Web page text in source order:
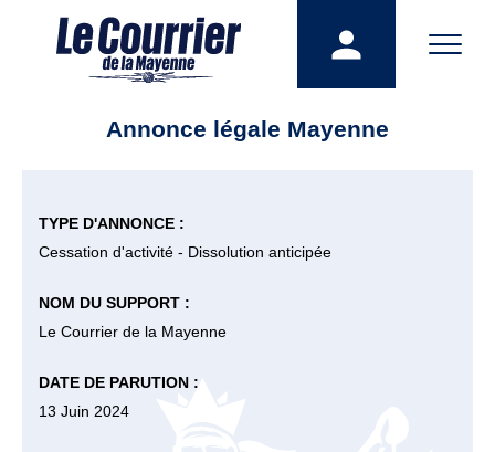
Annonce légale Mayenne
TYPE D'ANNONCE :
Cessation d'activité - Dissolution anticipée
NOM DU SUPPORT :
Le Courrier de la Mayenne
DATE DE PARUTION :
13 Juin 2024